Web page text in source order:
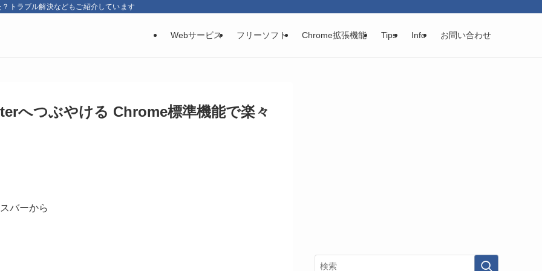
トラブル解決などもご紹介しています
Webサービス フリーソフト Chrome拡張機能 Tips Info お問い合わせ
へつぶやける Chrome標準機能で楽々
バーから